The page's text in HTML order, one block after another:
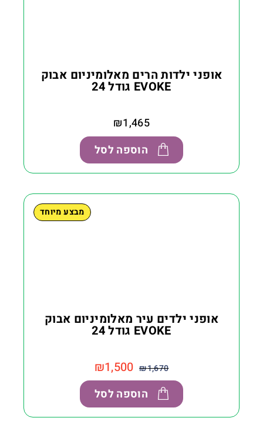
אופני ילדות הרים מאלומיניום אבוק
EVOKE גודל 24
₪1,465
הוספה לסל
מבצע מיוחד
אופני ילדים עיר מאלומיניום אבוק
EVOKE גודל 24
₪1,670
₪1,500
הוספה לסל